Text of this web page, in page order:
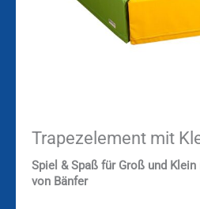
Trapezelement mit
Spiel & Spaß für Groß und
von Bänfer